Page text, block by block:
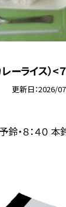
ライス）<７
更新日 2026/
予鈴・８：４０